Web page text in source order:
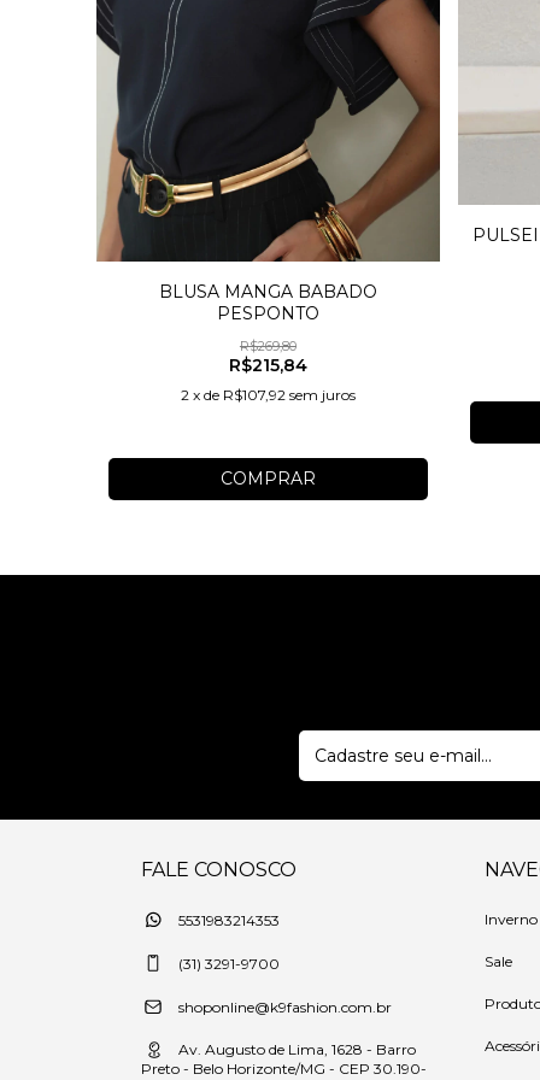
BLUSA MANGA BABADO
PESPONTO
R$269,80
R$215,84
2 x de R$107,92 sem juros
COMPRAR
FALE CONOSCO
5531983214353
(31) 3291-9700
shoponline@k9fashion.com.br
Av. Augusto de Lima, 1628 - Barro
Preto - Belo Horizonte/MG - CEP 30.190-
Inverno
Sale